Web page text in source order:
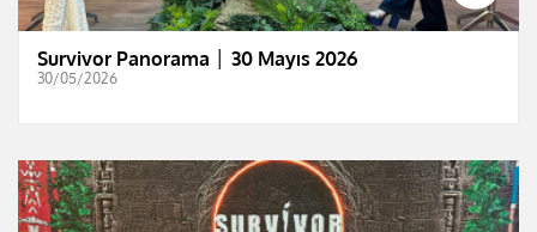
Survivor Panorama │ 30 Mayıs 2026
30/05/2026